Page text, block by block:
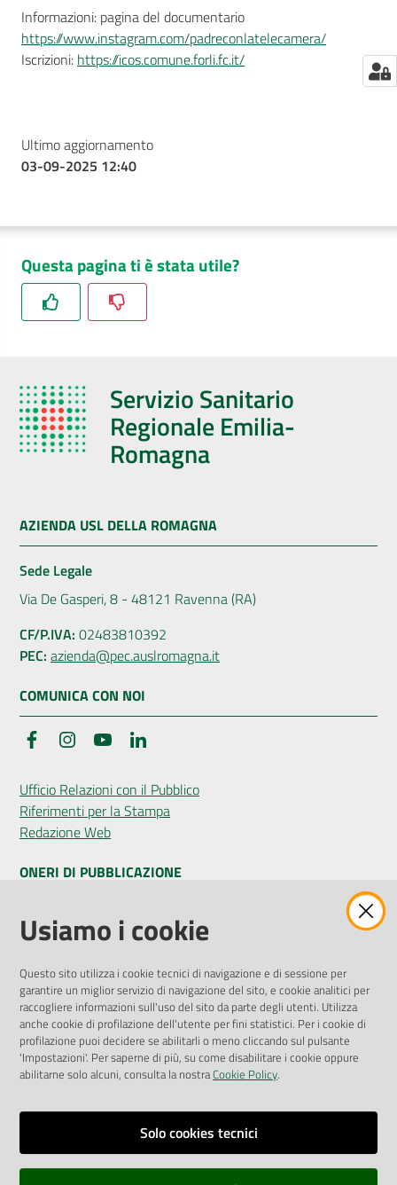
Informazioni: pagina del documentario
https://www.instagram.com/padreconlatelecamera/
Iscrizioni: https://icos.comune.forli.fc.it/
Ultimo aggiornamento
03-09-2025 12:40
Questa pagina ti è stata utile?
Servizio Sanitario
Regionale Emilia-
Romagna
AZIENDA USL DELLA ROMAGNA
Sede Legale
Via De Gasperi, 8 - 48121 Ravenna (RA)
CF/P.IVA: 02483810392
PEC: azienda@pec.auslromagna.it
COMUNICA CON NOI
FacebookInstagramYouTube
Ufficio Relazioni con il Pubblico
Riferimenti per la Stampa
Redazione Web
ONERI DI PUBBLICAZIONE
Amministrazione Trasparente
Pubblicità legale
Privacy Policy
Attuazione Misure PNRR
Liste di Attesa
ENTI, IMPRESE E PARTNER
Fatturazione Elettronica
Richiesta Patrocinio
Usiamo i cookie
Questo sito utilizza i cookie tecnici di navigazione e di sessione per
garantire un miglior servizio di navigazione del sito, e cookie analitici per
raccogliere informazioni sull'uso del sito da parte degli utenti. Utilizza
anche cookie di profilazione dell'utente per fini statistici. Per i cookie di
profilazione puoi decidere se abilitarli o meno cliccando sul pulsante
'Impostazioni'. Per saperne di più, su come disabilitare i cookie oppure
abilitarne solo alcuni, consulta la nostraCookie Policy.
Solo cookies tecnici